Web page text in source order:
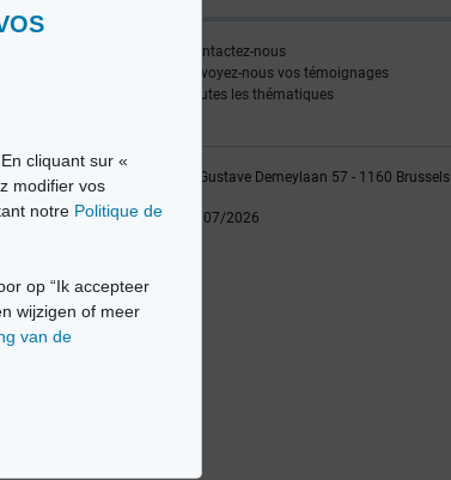
cliquant sur «
modifier vos
notre Politique de
op “Ik accepteer
wijzigen of meer
van de
Contactez-nous
Envoyez-nous vos témoignages
Toutes les thématiques
Tous droits réservés | Avenue Gustave Demeylaan 57 - 1160 Brussels
Dernière mise à jour: 22/07/2026